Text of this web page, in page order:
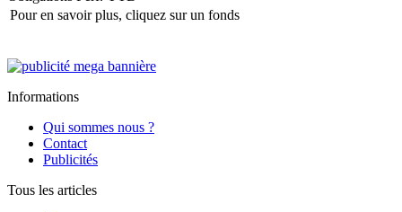
Pour en savoir plus, cliquez sur un fonds
Informations
Qui sommes nous ?
Contact
Publicités
Tous les articles